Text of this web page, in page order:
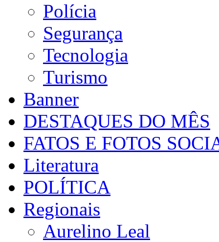
Polícia
Segurança
Tecnologia
Turismo
Banner
DESTAQUES DO MÊS
FATOS E FOTOS
Literatura
POLÍTICA
Regionais
Aurelino Leal